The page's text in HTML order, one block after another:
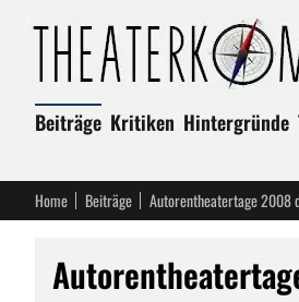
Beiträge Kritiken Hintergründe
Home Beiträge Autorentheatertage 2008